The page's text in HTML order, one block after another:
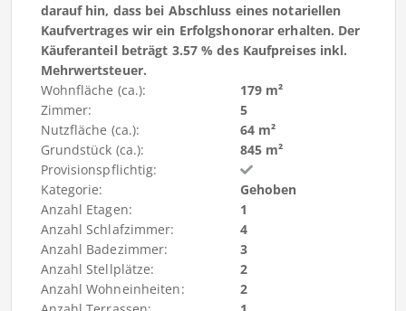
darauf hin, dass bei Abschluss eines notariellen
Kaufvertrages wir ein Erfolgshonorar erhalten. Der
Käuferanteil beträgt 3.57 % des Kaufpreises inkl.
Mehrwertsteuer.
Wohnfläche (ca.):
179 m²
Zimmer:
5
Nutzfläche (ca.):
64 m²
Grundstück (ca.):
845 m²
Provisionspflichtig:
Kategorie:
Gehoben
Anzahl Etagen:
1
Anzahl Schlafzimmer:
4
Anzahl Badezimmer:
3
Anzahl Stellplätze:
2
Anzahl Wohneinheiten:
2